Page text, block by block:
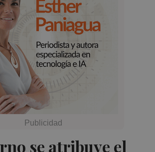
se atribuye el